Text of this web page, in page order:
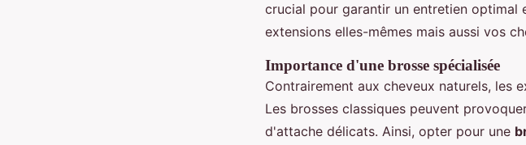
crucial pour garantir un entretien optimal
extensions elles-mêmes mais aussi vos
Importance d'une brosse spécialisée
Contrairement aux cheveux naturels, les
Les brosses classiques peuvent
d'attache délicats. Ainsi, opter pour une